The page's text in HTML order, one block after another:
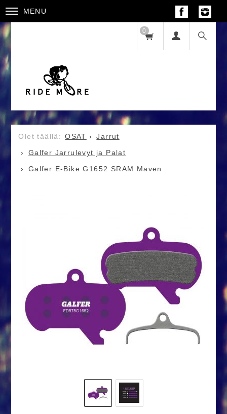
MENU
0
OSAT
Jarrut
Galfer Jarrulevyt ja Palat
Galfer E-Bike G1652 SRAM Maven